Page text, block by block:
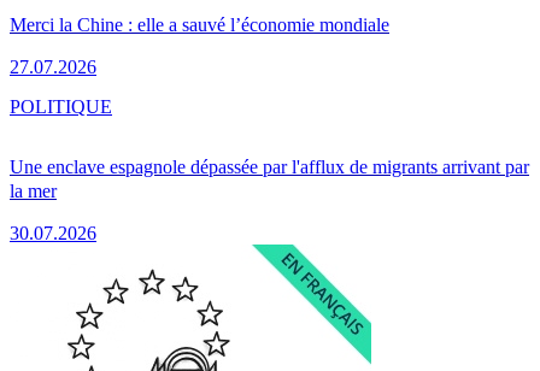
Merci la Chine : elle a sauvé l’économie mondiale
27.07.2026
Une enclave espagnole dépassée par l'afflux de migrants arrivant par
la mer
30.07.2026
POLITIQUE